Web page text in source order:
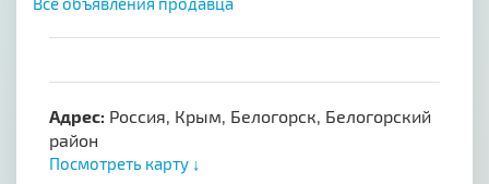
Адрес: Россия, Крым, Белогорск, Белогорский
район
Посмотреть карту ↓